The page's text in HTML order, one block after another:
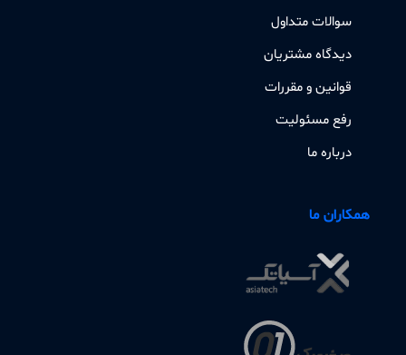
سوالات متداول
دیدگاه مشتریان
قوانین و مقررات
رفع مسئولیت
درباره ما
همکاران ما